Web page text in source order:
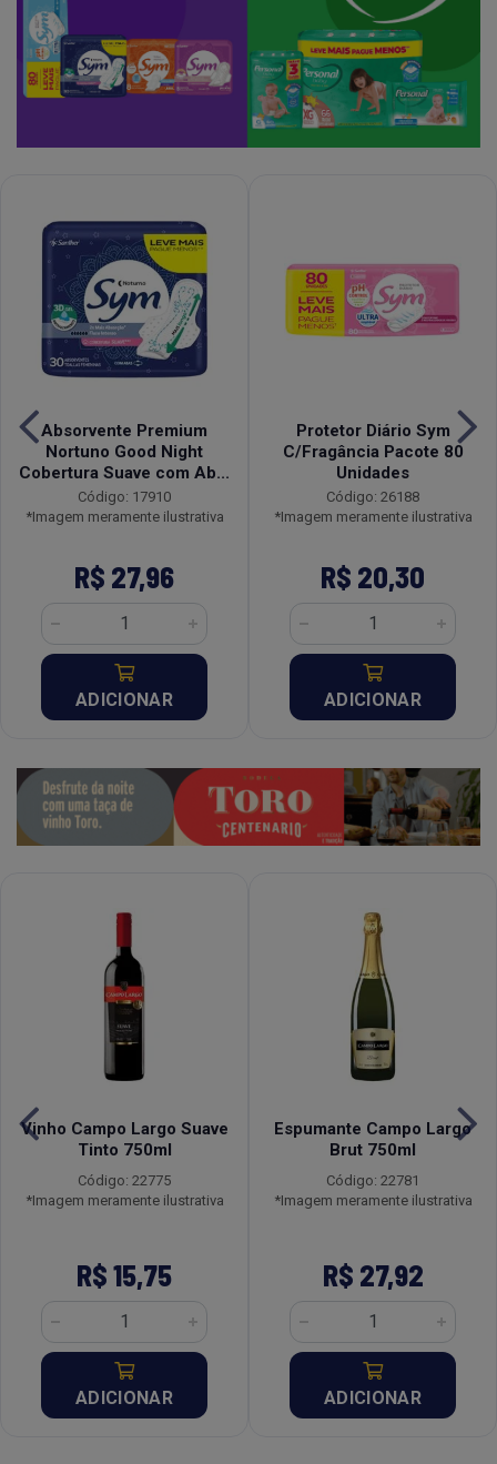
Absorvente Premium
Nortuno Good Night
Cobertura Suave com Ab...
Código: 17910
*Imagem meramente ilustrativa
R$ 27,96
ADICIONAR
Protetor Diário Sym
C/Fragância Pacote 80
Unidades
Código: 26188
*Imagem meramente ilustrativa
R$ 20,30
ADICIONAR
Vinho Campo Largo Suave
Tinto 750ml
Código: 22775
*Imagem meramente ilustrativa
R$ 15,75
ADICIONAR
Espumante Campo Largo
Brut 750ml
Código: 22781
*Imagem meramente ilustrativa
R$ 27,92
ADICIONAR